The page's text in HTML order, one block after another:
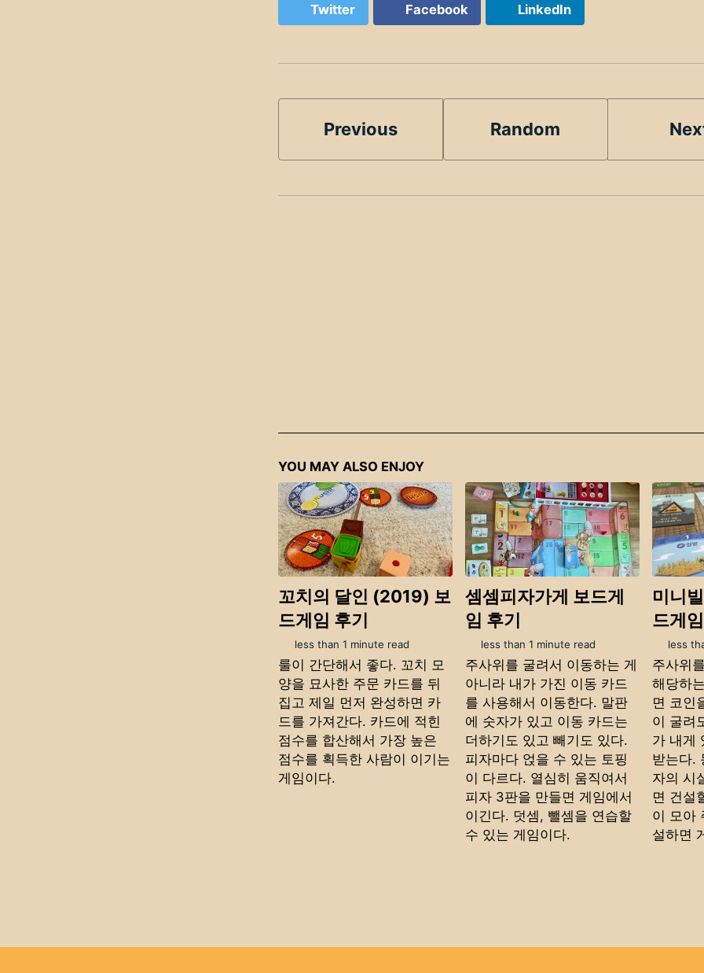
Twitter Facebook LinkedIn
Previous Random
YOU MAY ALSO ENJOY
꼬치의 달인 (2019) 보
드게임 후기
less than 1 minute read
룰이 간단해서 좋다. 꼬치 모
양을 묘사한 주문 카드를 뒤
집고 제일 먼저 완성하면 카
드를 가져간다. 카드에 적힌
점수를 합산해서 가장 높은
점수를 획득한 사람이 이기는
게임이다.
셈셈피자가게 보드게
임 후기
less than 1 minute read
주사위를 굴려서 이동하는 게
아니라 내가 가진 이동 카드
를 사용해서 이동한다. 말판
에 숫자가 있고 이동 카드는
더하기도 있고 빼기도 있다.
피자마다 얹을 수 있는 토핑
이 다르다. 열심히 움직여서
피자 3판을 만들면 게임에서
이긴다. 덧셈, 뺄셈을 연습할
수 있는 게임이다.
미니
드게
less
주사위
해당하
면 코인
이 굴려
가 내게
받는다.
자의 시
면 건설
이 모아
설하면